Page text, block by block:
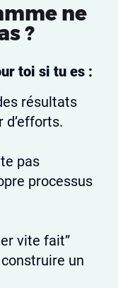
ne
?
toi si tu es :
résultats
pas
processus
vite fait”
un